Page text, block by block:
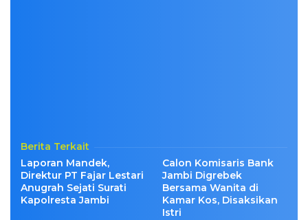
Berita Terkait
Laporan Mandek,
Direktur PT Fajar Lestari
Anugrah Sejati Surati
Kapolresta Jambi
Calon Komisaris Bank
Jambi Digrebek
Bersama Wanita di
Kamar Kos, Disaksikan
Istri